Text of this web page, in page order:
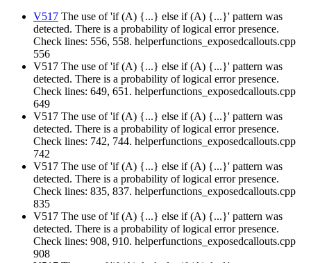
V517 The use of 'if (A) {...} else if (A) {...}' pattern was
detected. There is a probability of logical error presence.
Check lines: 556, 558. helperfunctions_exposedcallouts.cpp
556
V517 The use of 'if (A) {...} else if (A) {...}' pattern was
detected. There is a probability of logical error presence.
Check lines: 649, 651. helperfunctions_exposedcallouts.cpp
649
V517 The use of 'if (A) {...} else if (A) {...}' pattern was
detected. There is a probability of logical error presence.
Check lines: 742, 744. helperfunctions_exposedcallouts.cpp
742
V517 The use of 'if (A) {...} else if (A) {...}' pattern was
detected. There is a probability of logical error presence.
Check lines: 835, 837. helperfunctions_exposedcallouts.cpp
835
V517 The use of 'if (A) {...} else if (A) {...}' pattern was
detected. There is a probability of logical error presence.
Check lines: 908, 910. helperfunctions_exposedcallouts.cpp
908